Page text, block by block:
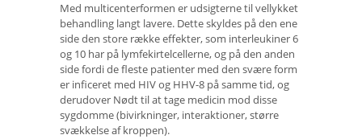
Med multicenterformen er udsigterne til vellykket
behandling langt lavere. Dette skyldes på den ene
side den store række effekter, som interleukiner 6
og 10 har på lymfekirtelcellerne, og på den anden
side fordi de fleste patienter med den svære form
er inficeret med HIV og HHV-8 på samme tid, og
derudover Nødt til at tage medicin mod disse
sygdomme (bivirkninger, interaktioner, større
svækkelse af kroppen).